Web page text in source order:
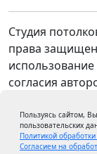
Студия
права
согласия
праве.
не является
Пользуясь сайтом,
пользовательских
Политикой
Согласием на